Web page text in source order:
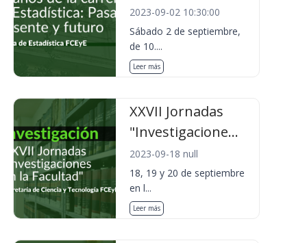
2023-09-02 10:30:00
Sábado 2 de septiembre,
de 10....
Leer más
XXVII Jornadas
"Investigacione...
2023-09-18 null
18, 19 y 20 de septiembre
en l...
Leer más